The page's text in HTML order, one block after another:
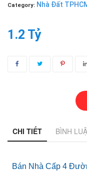
Category: Nhà Đất
1.2 Tỷ
CHI TIẾT BÌNH
Bán Nhà Cấp 4